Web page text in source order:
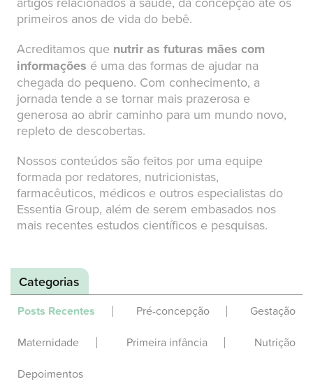
primeiros anos de vida do bebê.
Acreditamos que nutrir as futuras mães com
informações é uma das formas de ajudar na
chegada do pequeno. Com conhecimento, a
jornada tende a se tornar mais prazerosa e
generosa ao abrir caminho para um mundo novo,
repleto de descobertas.
Nossos conteúdos são feitos por uma equipe
formada por redatores, nutricionistas,
farmacêuticos, médicos e outros especialistas do
Essentia Group, além de serem embasados nos
mais recentes estudos científicos e pesquisas.
Categorias
Posts Recentes Pré-concepção Gestação
Maternidade Primeira infância Nutrição
Depoimentos